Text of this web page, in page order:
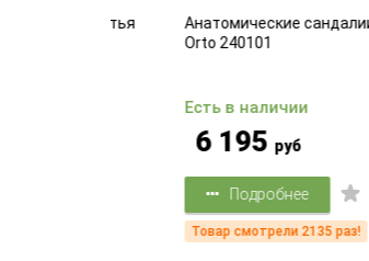
Анатомические сандалии Sursil
Orto 240101
Есть в наличии
6 195 руб
Подробнее
Товар смотрели 2135 раз!